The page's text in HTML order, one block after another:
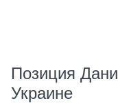
Позиция
Украине